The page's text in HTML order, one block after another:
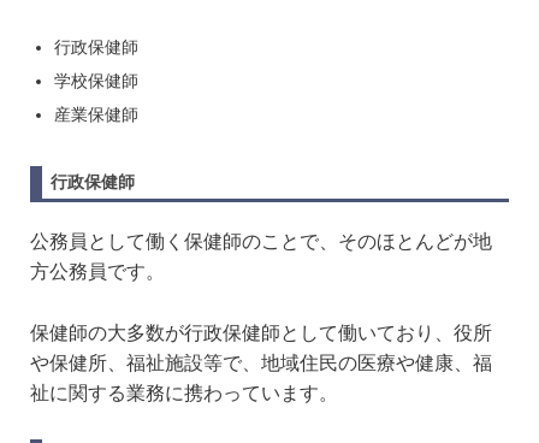
行政保健師
学校保健師
産業保健師
行政保健師
公務員として働く保健師のことで、そのほとんどが地
方公務員です。
保健師の大多数が行政保健師として働いており、役所
や保健所、福祉施設等で、地域住民の医療や健康、福
祉に関する業務に携わっています。